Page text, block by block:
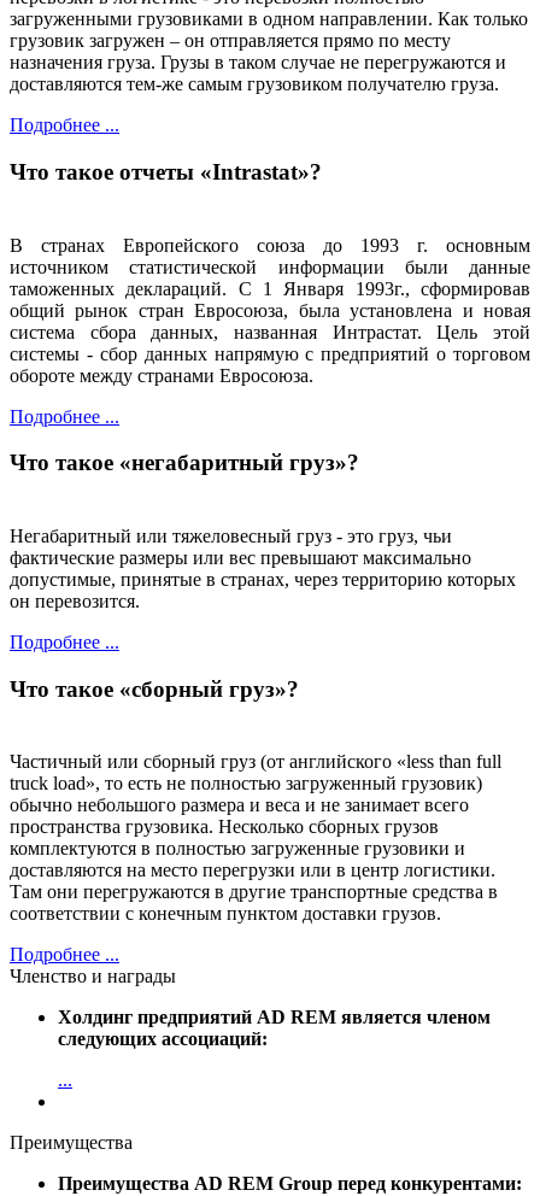
загруженными грузовиками в одном направлении. Как только
грузовик загружен – он отправляется прямо по месту
назначения груза. Грузы в таком случае не перегружаются и
доставляются тем-же самым грузовиком получателю груза.
Подробнее ...
Что такое отчеты «Intrastat»?
В странах Европейского союза до 1993 г. основным
источником статистической информации были данные
таможенных деклараций. С 1 Января 1993г., сформировав
общий рынок стран Евросоюза, была установлена и новая
система сбора данных, названная Интрастат. Цель этой
системы - сбор данных напрямую с предприятий о торговом
обороте между странами Евросоюза.
Подробнее ...
Что такое «негабаритный груз»?
Негабаритный или тяжеловесный груз - это груз, чьи
фактические размеры или вес превышают максимально
допустимые, принятые в странах, через территорию которых
он перевозится.
Подробнее ...
Что такое «сборный груз»?
Частичный или сборный груз (от английского «less than full
truck load», то есть не полностью загруженный грузовик)
обычно небольшого размера и веса и не занимает всего
пространства грузовика. Несколько сборных грузов
комплектуются в полностью загруженные грузовики и
доставляются на место перегрузки или в центр логистики.
Там они перегружаются в другие транспортные средства в
соответствии с конечным пунктом доставки грузов.
Подробнее ...
Членство и награды
Холдинг предприятий AD REM является членом
следующих ассоциаций:
...
Преимущества
Преимущества AD REM Group перед конкурентами: